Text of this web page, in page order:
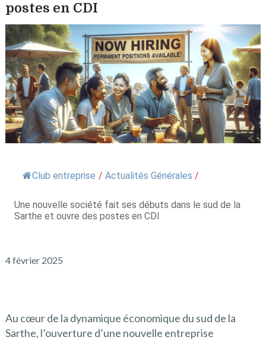
postes en CDI
Club entreprise / Actualités Générales /
Une nouvelle société fait ses débuts dans le sud de la
Sarthe et ouvre des postes en CDI
4 février 2025
Au cœur de la dynamique économique du sud de la
Sarthe, l’ouverture d’une nouvelle entreprise